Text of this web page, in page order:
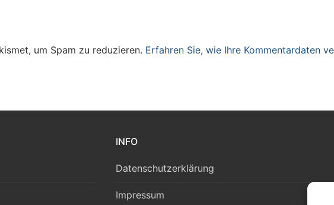
um Spam zu reduzieren. Erfahren Sie, wie Ihre Kommentardaten
INFO
Datenschutzerklärung
Impressum